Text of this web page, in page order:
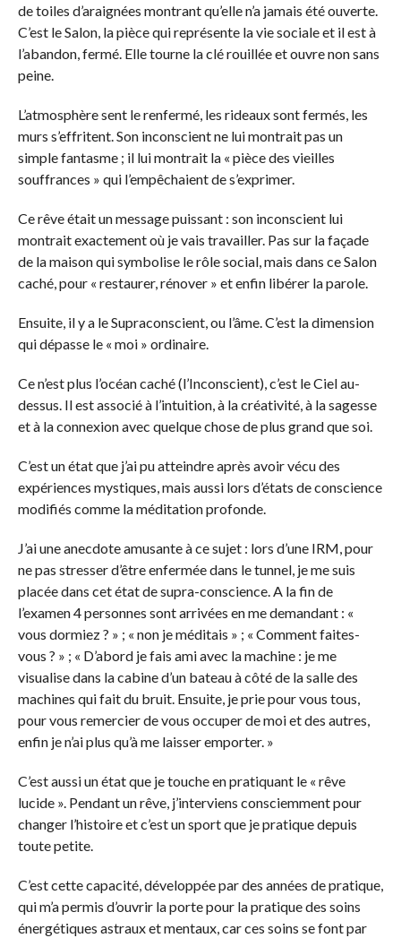
de toiles d’araignées montrant qu’elle n’a jamais été ouverte.
C’est le Salon, la pièce qui représente la vie sociale et il est à
l’abandon, fermé. Elle tourne la clé rouillée et ouvre non sans
peine.
L’atmosphère sent le renfermé, les rideaux sont fermés, les
murs s’effritent. Son inconscient ne lui montrait pas un
simple fantasme ; il lui montrait la « pièce des vieilles
souffrances » qui l’empêchaient de s’exprimer.
Ce rêve était un message puissant : son inconscient lui
montrait exactement où je vais travailler. Pas sur la façade
de la maison qui symbolise le rôle social, mais dans ce Salon
caché, pour « restaurer, rénover » et enfin libérer la parole.
Ensuite, il y a le Supraconscient, ou l’âme. C’est la dimension
qui dépasse le « moi » ordinaire.
Ce n’est plus l’océan caché (l’Inconscient), c’est le Ciel au-
dessus. Il est associé à l’intuition, à la créativité, à la sagesse
et à la connexion avec quelque chose de plus grand que soi.
C’est un état que j’ai pu atteindre après avoir vécu des
expériences mystiques, mais aussi lors d’états de conscience
modifiés comme la méditation profonde.
J’ai une anecdote amusante à ce sujet : lors d’une IRM, pour
ne pas stresser d’être enfermée dans le tunnel, je me suis
placée dans cet état de supra-conscience. A la fin de
l’examen 4 personnes sont arrivées en me demandant : «
vous dormiez ? » ; « non je méditais » ; « Comment faites-
vous ? » ; « D’abord je fais ami avec la machine : je me
visualise dans la cabine d’un bateau à côté de la salle des
machines qui fait du bruit. Ensuite, je prie pour vous tous,
pour vous remercier de vous occuper de moi et des autres,
enfin je n’ai plus qu’à me laisser emporter. »
C’est aussi un état que je touche en pratiquant le « rêve
lucide ». Pendant un rêve, j’interviens consciemment pour
changer l’histoire et c’est un sport que je pratique depuis
toute petite.
C’est cette capacité, développée par des années de pratique,
qui m’a permis d’ouvrir la porte pour la pratique des soins
énergétiques astraux et mentaux, car ces soins se font par